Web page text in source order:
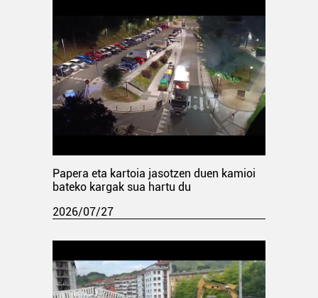
Papera eta kartoia jasotzen duen kamioi
bateko kargak sua hartu du
2026/07/27